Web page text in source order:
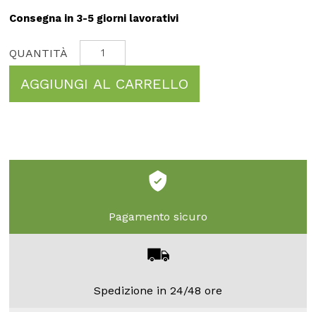
Consegna in 3-5 giorni lavorativi
AGGIUNGI AL CARRELLO
Pagamento sicuro
Spedizione in 24/48 ore